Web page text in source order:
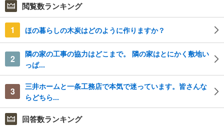
閲覧数ランキング
1 ほの暮らしの木炭はどのように作りますか？
2
隣の家の工事の協力はどこまで。 隣の家はとにかく敷地い
っぱ...
3
三井ホームと一条工務店で本気で迷っています。皆さんな
らどちら...
回答数ランキング